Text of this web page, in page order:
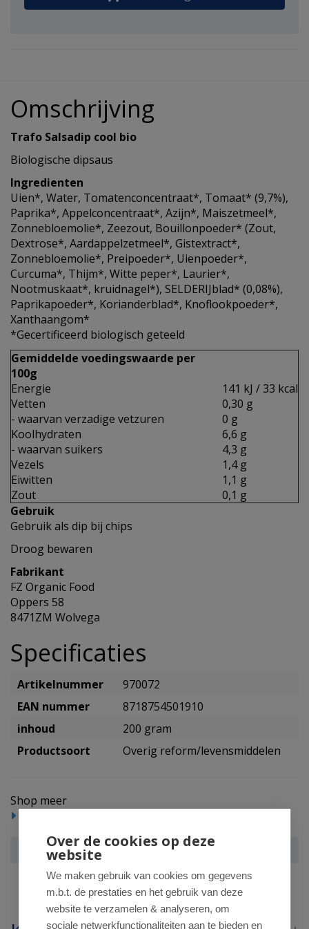
Omschrijving
Trafo Salsadip cool bio
Biologische dipsaus
Ingredienten
Uien*, Water, Tomatenconcentraat*, Tomaat* (9,7%),
Paprika*, Appelconcentraat*, Azijn*, Maiszetmeel*,
Zonnebloemolie*, Zeezout, Bouillonpoeder* (Zout,
Dextrose*, Aardappelzetmeel*, Gistextract*,
Zonnebloemolie*, Preipoeder*, Uienpoeder*,
Curcuma*, Thijm*, Witte peper*, Laurier*,
Nootmuskaat*, kruidnagel*), SELDERIJblad* (0,08%),
Paprikapoeder*, Korianderblad*, Knoflookpoeder*,
Xanthaangom*
*Gecertificeerd biologisch geteeld
Gemiddelde voedingswaarde per
100g
Energie
141 kJ / 33 kcal
Vetten
0,30 g
- waarvan verzadige vetzuren
0 g
Koolhydraten
6,6 g
- waarvan suikers
4,3 g
Vezels
1,4 g
Eiwitten
1,1 g
Zout
0,1 g
Gebruik
Gebruik als dip bij chips
Droog bewaren
Fabrikant
FZ Organic Food
Oppers 58
8471ZM Wolvega
Specificaties
Artikelnummer
970072
EAN nummer
8718754501910
inhoud
200 gram
Productsoort
Overig reform/levensmiddelen
Shop meer
Trafo Salsadip cool bio
Over de cookies op deze
website
We maken gebruik van cookies om gegevens
m.b.t. de prestaties en het gebruik van deze
website te verzamelen & analyseren, om
sociale netwerkfunctionaliteiten aan te bieden en